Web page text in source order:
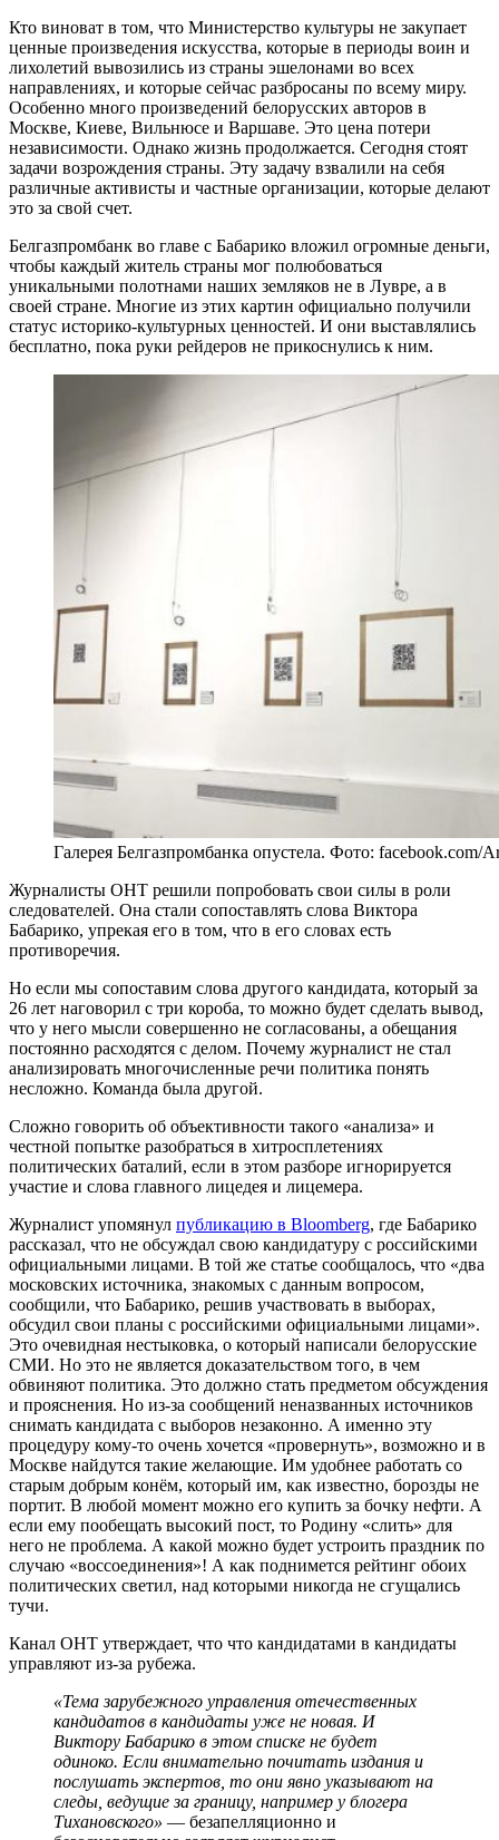
Кто виноват в том, что Министерство культуры не закупает
ценные произведения искусства, которые в периоды воин и
лихолетий вывозились из страны эшелонами во всех
направлениях, и которые сейчас разбросаны по всему миру.
Особенно много произведений белорусских авторов в
Москве, Киеве, Вильнюсе и Варшаве. Это цена потери
независимости. Однако жизнь продолжается. Сегодня стоят
задачи возрождения страны. Эту задачу взвалили на себя
различные активисты и частные организации, которые делают
это за свой счет.
Белгазпромбанк во главе с Бабарико вложил огромные деньги,
чтобы каждый житель страны мог полюбоваться
уникальными полотнами наших земляков не в Лувре, а в
своей стране. Многие из этих картин официально получили
статус историко-культурных ценностей. И они выставлялись
бесплатно, пока руки рейдеров не прикоснулись к ним.
Галерея Белгазпромбанка опустела. Фото: facebook.com/
Журналисты ОНТ решили попробовать свои силы в роли
следователей. Она стали сопоставлять слова Виктора
Бабарико, упрекая его в том, что в его словах есть
противоречия.
Но если мы сопоставим слова другого кандидата, который за
26 лет наговорил с три короба, то можно будет сделать вывод,
что у него мысли совершенно не согласованы, а обещания
постоянно расходятся с делом. Почему журналист не стал
анализировать многочисленные речи политика понять
несложно. Команда была другой.
Сложно говорить об объективности такого «анализа» и
честной попытке разобраться в хитросплетениях
политических баталий, если в этом разборе игнорируется
участие и слова главного лицедея и лицемера.
Журналист упомянул публикацию в Bloomberg, где Бабарико
рассказал, что не обсуждал свою кандидатуру с российскими
официальными лицами. В той же статье сообщалось, что «два
московских источника, знакомых с данным вопросом,
сообщили, что Бабарико, решив участвовать в выборах,
обсудил свои планы с российскими официальными лицами».
Это очевидная нестыковка, о который написали белорусские
СМИ. Но это не является доказательством того, в чем
обвиняют политика. Это должно стать предметом обсуждения
и прояснения. Но из-за сообщений неназванных источников
снимать кандидата с выборов незаконно. А именно эту
процедуру кому-то очень хочется «провернуть», возможно и в
Москве найдутся такие желающие. Им удобнее работать со
старым добрым конём, который им, как известно, борозды не
портит. В любой момент можно его купить за бочку нефти. А
если ему пообещать высокий пост, то Родину «слить» для
него не проблема. А какой можно будет устроить праздник по
случаю «воссоединения»! А как поднимется рейтинг обоих
политических светил, над которыми никогда не сгущались
тучи.
Канал ОНТ утверждает, что что кандидатами в кандидаты
управляют из-за рубежа.
«Тема зарубежного управления отечественных
кандидатов в кандидаты уже не новая. И
Виктору Бабарико в этом списке не будет
одиноко. Если внимательно почитать издания и
послушать экспертов, то они явно указывают на
следы, ведущие за границу, например у блогера
Тихановского» — безапелляционно и